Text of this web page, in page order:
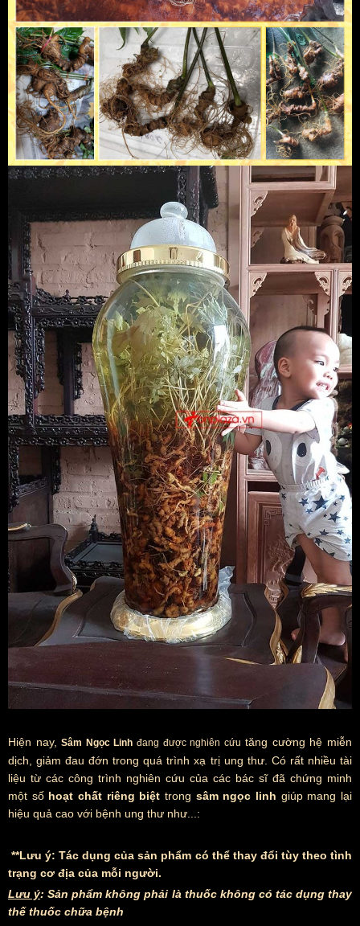
Hiện nay,Sâm Ngọc Linh đang được nghiên cứu tăng cường hệ miễn
dịch, giảm đau đớn trong quá trình xạ trị ung thư. Có rất nhiều tài
liệu từ các công trình nghiên cứu của các bác sĩ đã chứng minh
một số hoạt chất riêng biệt trong sâm ngọc linh giúp mang lại
hiệu quả cao với bệnh ung thư như...:
**Lưu ý: Tác dụng của sản phẩm có thể thay đổi tùy theo tình
trạng cơ địa của mỗi người.
Lưu ý: Sản phẩm không phải là thuốc không có tác dụng thay
thế thuốc chữa bệnh